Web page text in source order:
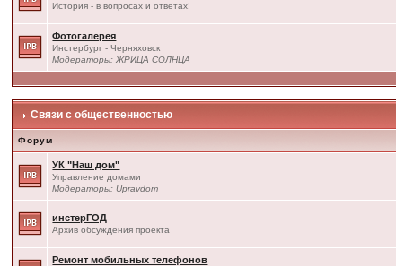
История - в вопросах и ответах!
Фотогалерея
Инстербург - Черняховск
Модераторы:ЖРИЦА СОЛНЦА
Связи с общественностью
Форум
УК "Наш дом"
Управление домами
Модераторы:Upravdom
инстерГОД
Архив обсуждения проекта
Ремонт мобильных телефонов